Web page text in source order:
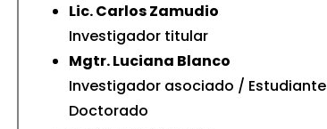
Lic. Carlos Zamudio
Investigador titular
Mgtr. Luciana Blanco
Investigador asociado / Estudiante
Doctorado